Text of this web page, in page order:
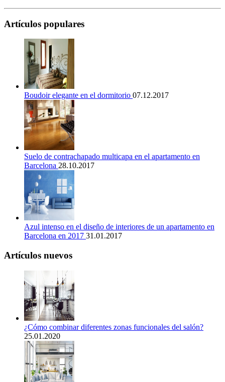
Artículos populares
Boudoir elegante en el dormitorio 07.12.2017
Suelo de contrachapado multicapa en el apartamento en
Barcelona 28.10.2017
Azul intenso en el diseño de interiores de un apartamento en
Barcelona en 2017 31.01.2017
Artículos nuevos
¿Cómo combinar diferentes zonas funcionales del salón?
25.01.2020